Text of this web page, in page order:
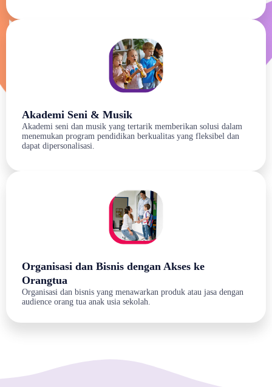
Akademi Seni & Musik
Akademi seni dan musik yang tertarik memberikan solusi dalam
menemukan program pendidikan berkualitas yang fleksibel dan
dapat dipersonalisasi.
Organisasi dan Bisnis dengan Akses ke
Orangtua
Organisasi dan bisnis yang menawarkan produk atau jasa dengan
audience orang tua anak usia sekolah.